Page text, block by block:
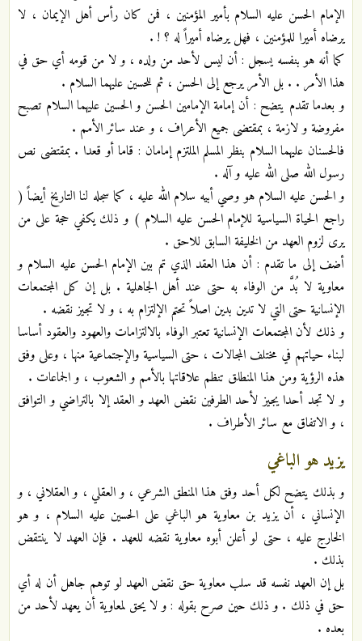
الإمام الحسن عليه السلام بأمير المؤمنين ، فمن كان رأس أهل الإيمان ، لا
يرضاه أميرا للمؤمنين ، فهل يرضاه أميراً له ؟ ! .
كما أنه هو بنفسه يسجل : أن ليس لأحد من ولده ، و لا من قومه أي حق في
هذا الأمر . . بل الأمر يرجع إلى الحسن ، ثم للحسين عليهما السلام .
و بعدما تقدم يتضح : أن إمامة الإمامين الحسن و الحسين عليهما السلام تصبح
مفروضة و لازمة ، بمقتضى جميع الأعراف ، و عند سائر الأمم .
فالحسنان عليهما السلام بنظر المسلم الملتزم إمامان : قاما أو قعدا . بمقتضى نص
رسول الله صلى الله عليه و آله .
و الحسن عليه السلام هو وصي أبيه سلام الله عليه ، كما سجله لنا التاريخ أيضاً (
راجع الحياة السياسية للإمام الحسن عليه السلام ) و ذلك يكفي حجة على من
يرى لزوم العهد من الخليفة السابق للاحق .
أضف إلى ما تقدم : أن هذا العقد الذي تم بين الإمام الحسن عليه السلام و
معاوية لا بُدَّ من الوفاء به حتى عند أهل الجاهلية . بل إن كل المجتمعات
الإنسانية حتى التي لا تدين بدين اصلاً تحتم الإلتزام به ، و لا تجيز نقضه .
و ذلك لأن المجتمعات الإنسانية تعتبر الوفاء بالالتزامات والعهود والعقود أساسا
لبناء حياتهم في مختلف المجالات ، حتى السياسية والإجتماعية منها ، وعلى وفق
هذه الرؤية ومن هذا المنطلق تنظم علاقاتها بالأمم و الشعوب ، و الجماعات .
و لا تجد أحدا يجيز لأحد الطرفين نقض العهد و العقد إلا بالتراضي و التوافق
، و الاتفاق مع سائر الأطراف .
يزيد هو الباغي
و بذلك يتضح لكل أحد وفق هذا المنطق الشرعي ، و العقلي ، و العقلاني ، و
الإنساني ، أن يزيد بن معاوية هو الباغي على الحسين عليه السلام ، و هو
الخارج عليه ، حتى لو أعلن أبوه معاوية نقضه للعهد . فإن العهد لا ينتقض
بذلك .
بل إن العهد نفسه قد سلب معاوية حق نقض العهد لو توهم جاهل أن له أي
حق في ذلك . و ذلك حين صرح بقوله : و لا يحق لمعاوية أن يعهد لأحد من
بعده .